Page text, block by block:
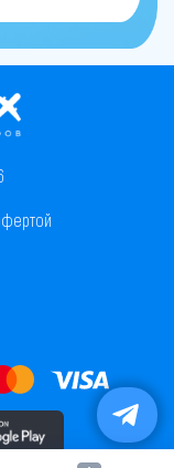
Скачать приложение в PlayMarket